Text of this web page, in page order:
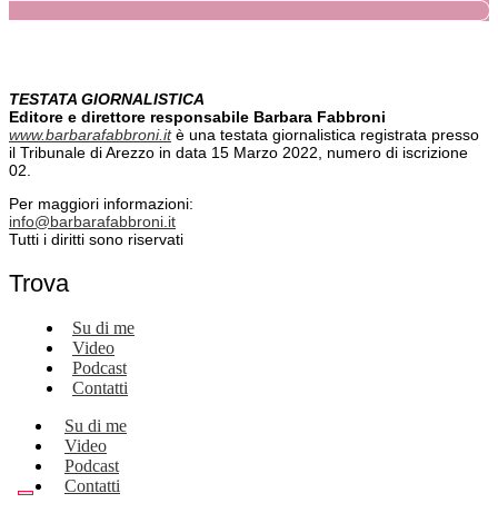
TESTATA GIORNALISTICA
Editore e direttore responsabile Barbara Fabbroni
www.barbarafabbroni.it è una testata giornalistica registrata presso
il Tribunale di Arezzo in data 15 Marzo 2022, numero di iscrizione
02.
Per maggiori informazioni:
info@barbarafabbroni.it
Tutti i diritti sono riservati
Trova
Su di me
Video
Podcast
Contatti
Su di me
Video
Podcast
Contatti